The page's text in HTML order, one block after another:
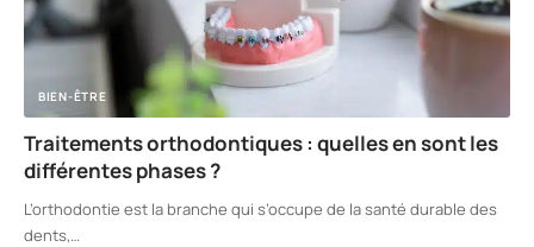
BIEN-ÊTRE
Traitements orthodontiques : quelles en sont les
différentes phases ?
L’orthodontie est la branche qui s’occupe de la santé durable des
dents,…